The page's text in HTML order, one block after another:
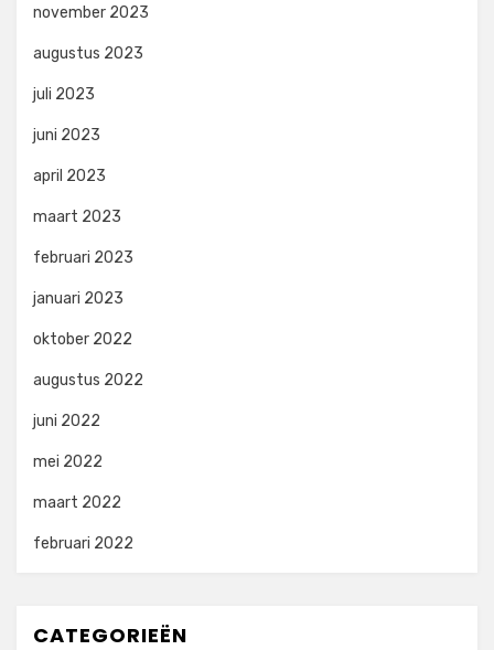
november 2023
augustus 2023
juli 2023
juni 2023
april 2023
maart 2023
februari 2023
januari 2023
oktober 2022
augustus 2022
juni 2022
mei 2022
maart 2022
februari 2022
CATEGORIEËN